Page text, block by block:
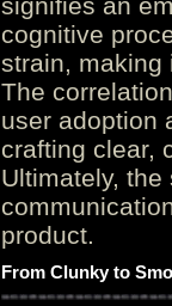
cognitive
strain, making
The
user adoption
crafting clear,
Ultimately,
product.
From Clunky to